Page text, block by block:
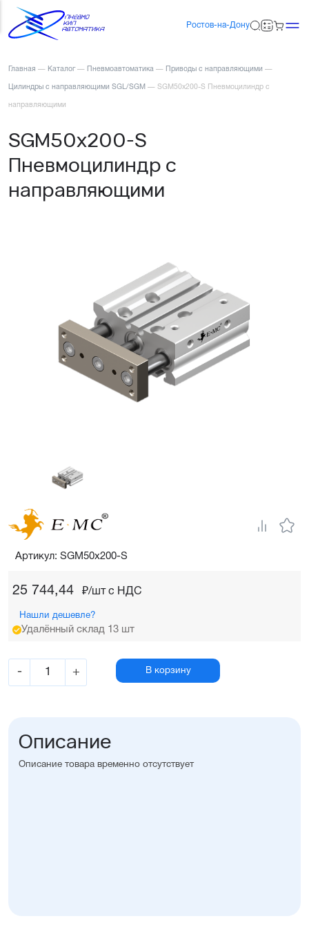
Ростов-на-Дону
Главная — Каталог — Пневмоавтоматика — Приводы с направляющими —
Цилиндры с направляющими SGL/SGM — SGM50x200-S Пневмоцилиндр с
направляющими
SGM50x200-S
Пневмоцилиндр с
направляющими
25 744,44 ₽/шт c НДС
Нашли дешевле?
Удалённый склад 13 шт
- + В корзину
Артикул: SGM50x200-S
Описание
Описание товара временно отсутствует